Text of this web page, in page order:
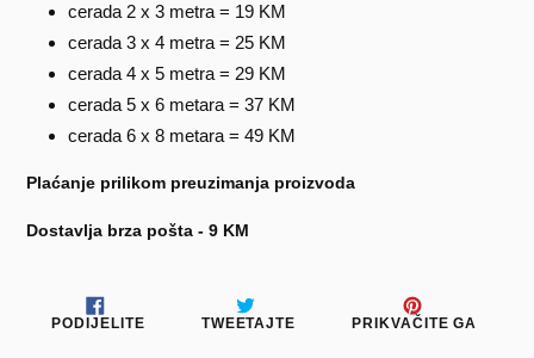
cerada 2 x 3 metra = 19 KM
cerada 3 x 4 metra = 25 KM
cerada 4 x 5 metra = 29 KM
cerada 5 x 6 metara = 37 KM
cerada 6 x 8 metara = 49 KM
Plaćanje prilikom preuzimanja proizvoda
Dostavlja brza pošta - 9 KM
PODIJELITEPODIJELITETWEETAJTE TWEETAJTEPRIKVAČITE GA